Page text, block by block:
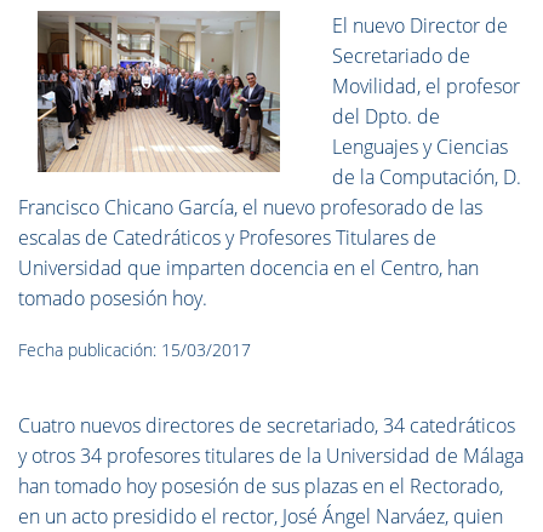
El nuevo Director de
Secretariado de
Movilidad, el profesor
del Dpto. de
Lenguajes y Ciencias
de la Computación, D.
Francisco Chicano García, el nuevo profesorado de las
escalas de Catedráticos y Profesores Titulares de
Universidad que imparten docencia en el Centro, han
tomado posesión hoy.
Fecha publicación: 15/03/2017
Cuatro nuevos directores de secretariado, 34 catedráticos
y otros 34 profesores titulares de la Universidad de Málaga
han tomado hoy posesión de sus plazas en el Rectorado,
en un acto presidido el rector, José Ángel Narváez, quien